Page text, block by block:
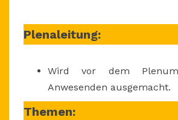
AB
19
Plenaleitung:
Wird vor dem
Anwesenden ausgemacht.
Themen: